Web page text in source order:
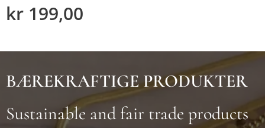
kr 199,00
BÆREKRAFTIGE PRODUKTER
Sustainable and fair trade products